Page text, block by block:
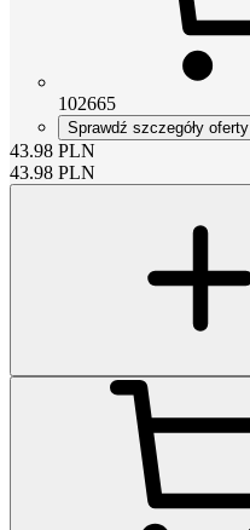
102665
Sprawdź szczegóły oferty
43.98 PLN
43.98 PLN